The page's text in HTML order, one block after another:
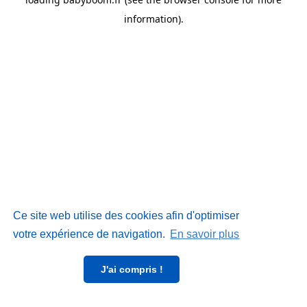
Ce site web utilise des cookies afin d'optimiser
votre expérience de navigation. En savoir plus
J'ai compris !
information).